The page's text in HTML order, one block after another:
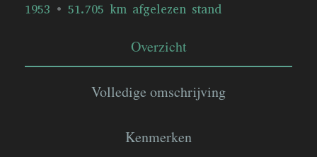
1953 51.705 km afgelezen stand
Overzicht
Volledige omschrijving
Kenmerken